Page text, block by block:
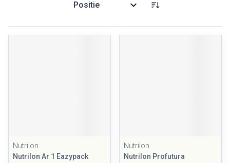
Sorteer op:
Nutrilon
Nutrilon Ar 1 Eazypack
Nutrilon
Nutrilon Profutura